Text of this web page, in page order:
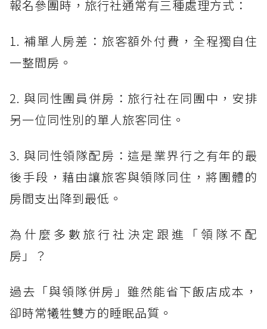
報名參團時，旅行社通常有三種處理方式：
1. 補單人房差：旅客額外付費，全程獨自住
一整間房。
2. 與同性團員併房：旅行社在同團中，安排
另一位同性別的單人旅客同住。
3. 與同性領隊配房：這是業界行之有年的最
後手段，藉由讓旅客與領隊同住，將團體的
房間支出降到最低。
為什麼多數旅行社決定跟進「領隊不配
房」？
過去「與領隊併房」雖然能省下飯店成本，
卻時常犧牲雙方的睡眠品質。